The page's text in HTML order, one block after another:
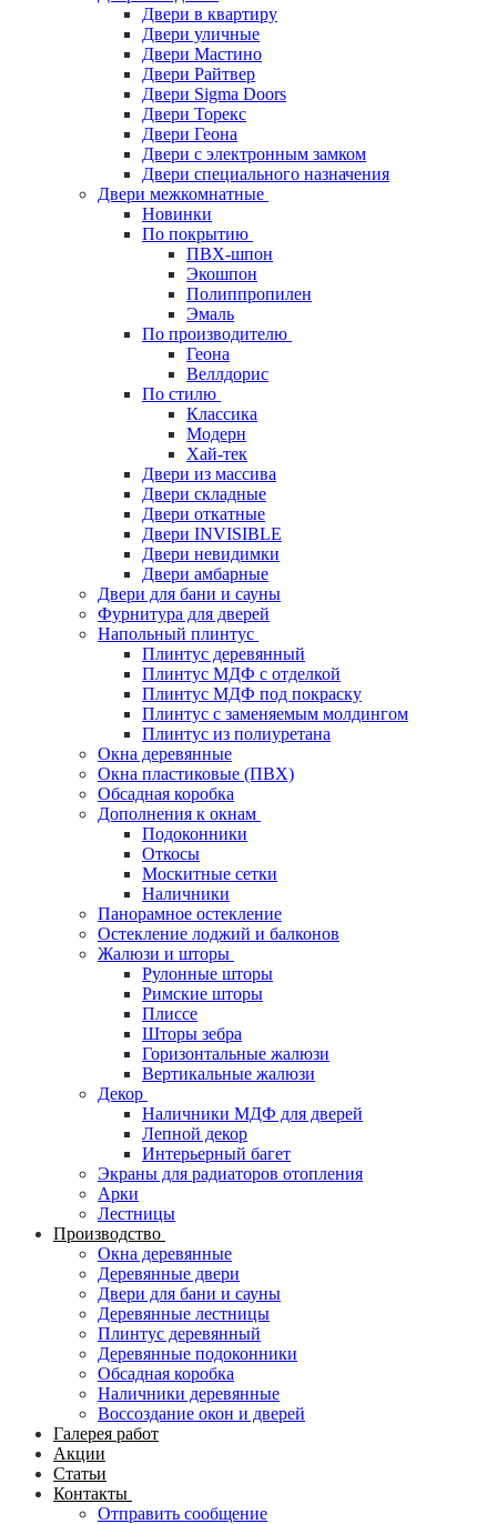
Двери в квартиру
Двери уличные
Двери Мастино
Двери Райтвер
Двери Sigma Doors
Двери Торекс
Двери Геона
Двери с электронным замком
Двери специального назначения
Двери межкомнатные
Новинки
По покрытию
ПВХ-шпон
Экошпон
Полиппропилен
Эмаль
По производителю
Геона
Веллдорис
По стилю
Классика
Модерн
Хай-тек
Двери из массива
Двери складные
Двери откатные
Двери INVISIBLE
Двери невидимки
Двери амбарные
Двери для бани и сауны
Фурнитура для дверей
Напольный плинтус
Плинтус деревянный
Плинтус МДФ с отделкой
Плинтус МДФ под покраску
Плинтус с заменяемым молдингом
Плинтус из полиуретана
Окна деревянные
Окна пластиковые (ПВХ)
Обсадная коробка
Дополнения к окнам
Подоконники
Откосы
Москитные сетки
Наличники
Панорамное остекление
Остекление лоджий и балконов
Жалюзи и шторы
Рулонные шторы
Римские шторы
Плиссе
Шторы зебра
Горизонтальные жалюзи
Вертикальные жалюзи
Декор
Наличники МДФ для дверей
Лепной декор
Интерьерный багет
Экраны для радиаторов отопления
Арки
Лестницы
Производство
Окна деревянные
Деревянные двери
Двери для бани и сауны
Деревянные лестницы
Плинтус деревянный
Деревянные подоконники
Обсадная коробка
Наличники деревянные
Воссоздание окон и дверей
Галерея работ
Акции
Статьи
Контакты
Отправить сообщение